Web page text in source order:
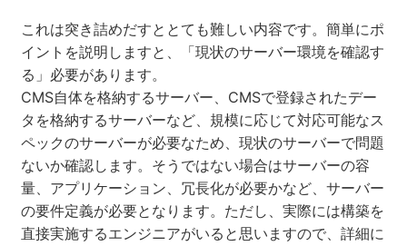
これは突き詰めだすととても難しい内容です。簡単にポ
イントを説明しますと、「現状のサーバー環境を確認す
る」必要があります。
CMS自体を格納するサーバー、CMSで登録されたデー
タを格納するサーバーなど、規模に応じて対応可能なス
ペックのサーバーが必要なため、現状のサーバーで問題
ないか確認します。そうではない場合はサーバーの容
量、アプリケーション、冗長化が必要かなど、サーバー
の要件定義が必要となります。ただし、実際には構築を
直接実施するエンジニアがいると思いますので、詳細に